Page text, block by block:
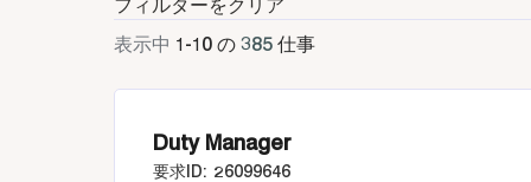
フィルターをクリア
表示中 1 -10 の 385 仕事
Duty Manager
26099646